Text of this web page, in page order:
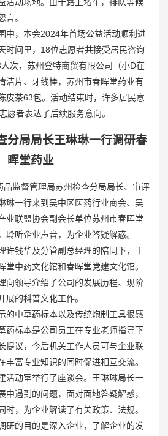
言。
，本会2024年首场公益活动顺利进
时间里，18位志愿者共接受居民咨询
次，苏州登特商贸有限公司（小D在
洁片、牙线棒，苏州市春晖堂药业有
皮茶63包。活动结束时，许多居民意
愿者表达了后续服务意向。
分局局长王琳琳一行调研春
晖堂药业
监督管理局苏州检查分局局长、审评
琳一行来到吴中区医药行业商会、吴
业联盟协会副会长单位苏州市春晖堂
聆听企业声音，为企业答疑解惑。
钱华及分管副总经理的陪同下，王
堂中药文化馆和春晖堂党建文化馆。
向领导介绍了公司的发展历程、现阶
展的科普文化工作。
的中草药标本以及传统炮制工具很感
药标本是公司员工在专业老师指导下
提议，今后机关工作人员可与企业联
丰富专业知识的同时促进相互交流。
动室举行了座谈会。王琳琳局长一
中遇到的问题，面对面地答疑解惑，
时，为企业解读了有关政策、法规。
研的目的是深入企业，了解企业的发